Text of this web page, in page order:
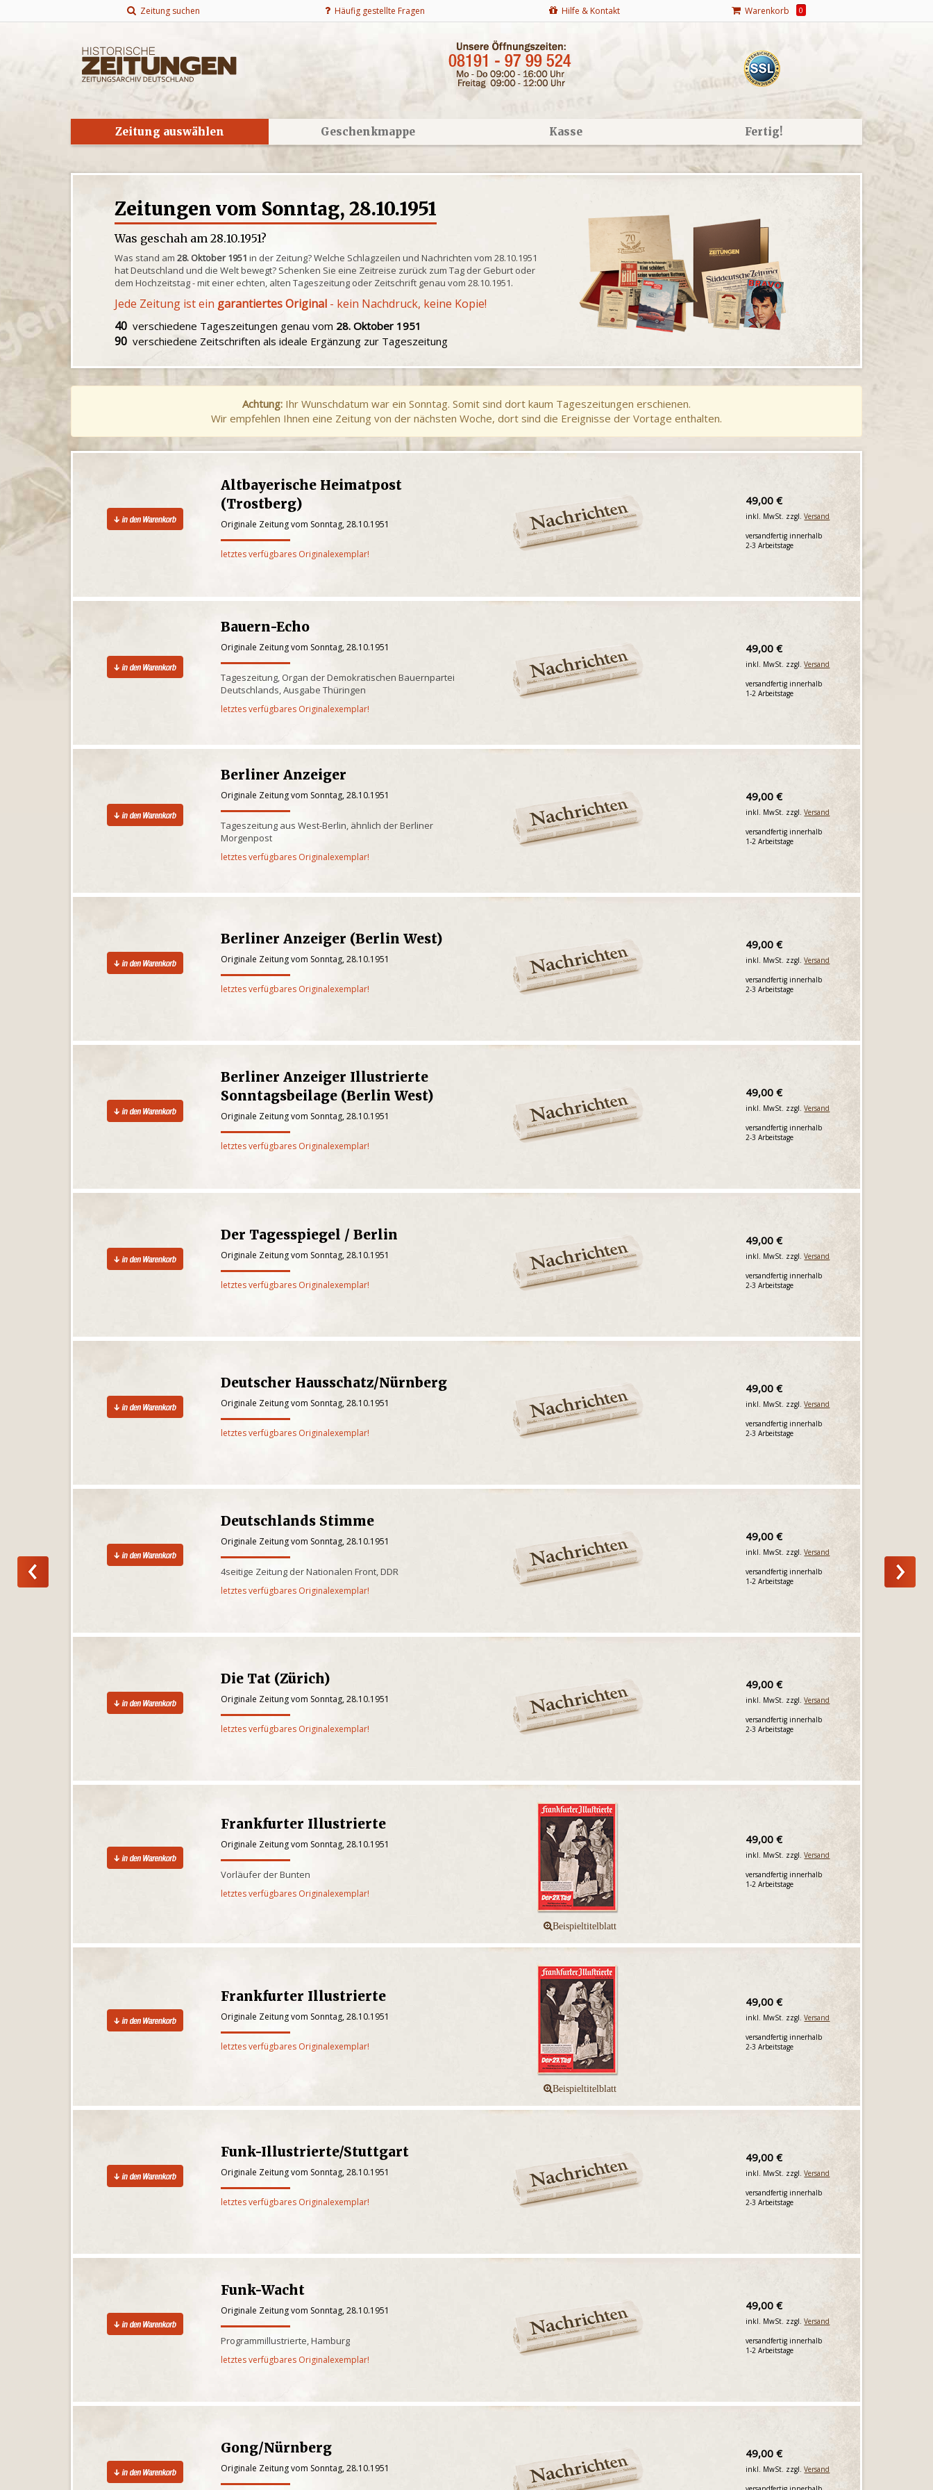
Zeitung suchen Häufig gestellte Fragen Hilfe & Kontakt Warenkorb 0
Zeitung auswählen Geschenkmappe Kasse Fertig!
Zeitungen vom Sonntag, 28.10.1951
Was geschah am 28.10.1951?
Was stand am28. Oktober 1951 in der Zeitung? Welche Schlagzeilen und Nachrichten vom 28.10.1951
hat Deutschland und die Welt bewegt? Schenken Sie eine Zeitreise zurück zum Tag der Geburt oder
dem Hochzeitstag - mit einer echten, alten Tageszeitung oder Zeitschrift genau vom 28.10.1951.
Jede Zeitung ist ein garantiertes Original - kein Nachdruck, keine Kopie!
40 verschiedene Tageszeitungen genau vom 28. Oktober 1951
90 verschiedene Zeitschriften als ideale Ergänzung zur Tageszeitung
Achtung: Ihr Wunschdatum war ein Sonntag. Somit sind dort kaum Tageszeitungen erschienen.
Wir empfehlen Ihnen eine Zeitung von der nächsten Woche, dort sind die Ereignisse der Vortage enthalten.
Altbayerische Heimatpost
(Trostberg)
Originale Zeitung vom Sonntag, 28.10.1951
letztes verfügbares Originalexemplar!
49,00 €
inkl. MwSt. zzgl.Versand
versandfertig innerhalb
2-3 Arbeitstage
Bauern-Echo
Originale Zeitung vom Sonntag, 28.10.1951
Tageszeitung, Organ der Demokratischen Bauernpartei
Deutschlands, Ausgabe Thüringen
letztes verfügbares Originalexemplar!
49,00 €
inkl. MwSt. zzgl.Versand
versandfertig innerhalb
1-2 Arbeitstage
Berliner Anzeiger
Originale Zeitung vom Sonntag, 28.10.1951
Tageszeitung aus West-Berlin, ähnlich der Berliner
Morgenpost
letztes verfügbares Originalexemplar!
49,00 €
inkl. MwSt. zzgl.Versand
versandfertig innerhalb
1-2 Arbeitstage
Berliner Anzeiger (Berlin West)
Originale Zeitung vom Sonntag, 28.10.1951
letztes verfügbares Originalexemplar!
49,00 €
inkl. MwSt. zzgl.Versand
versandfertig innerhalb
2-3 Arbeitstage
Berliner Anzeiger Illustrierte
Sonntagsbeilage (Berlin West)
Originale Zeitung vom Sonntag, 28.10.1951
letztes verfügbares Originalexemplar!
49,00 €
inkl. MwSt. zzgl.Versand
versandfertig innerhalb
2-3 Arbeitstage
Der Tagesspiegel / Berlin
Originale Zeitung vom Sonntag, 28.10.1951
letztes verfügbares Originalexemplar!
49,00 €
inkl. MwSt. zzgl.Versand
versandfertig innerhalb
2-3 Arbeitstage
Deutscher Hausschatz/Nürnberg
Originale Zeitung vom Sonntag, 28.10.1951
letztes verfügbares Originalexemplar!
49,00 €
inkl. MwSt. zzgl.Versand
versandfertig innerhalb
2-3 Arbeitstage
Deutschlands Stimme
Originale Zeitung vom Sonntag, 28.10.1951
4seitige Zeitung der Nationalen Front, DDR
letztes verfügbares Originalexemplar!
49,00 €
inkl. MwSt. zzgl.Versand
versandfertig innerhalb
1-2 Arbeitstage
Die Tat (Zürich)
Originale Zeitung vom Sonntag, 28.10.1951
letztes verfügbares Originalexemplar!
49,00 €
inkl. MwSt. zzgl.Versand
versandfertig innerhalb
2-3 Arbeitstage
Frankfurter Illustrierte
Originale Zeitung vom Sonntag, 28.10.1951
Vorläufer der Bunten
letztes verfügbares Originalexemplar!
49,00 €
inkl. MwSt. zzgl.Versand
versandfertig innerhalb
1-2 Arbeitstage
Frankfurter Illustrierte
Originale Zeitung vom Sonntag, 28.10.1951
letztes verfügbares Originalexemplar!
49,00 €
inkl. MwSt. zzgl.Versand
versandfertig innerhalb
2-3 Arbeitstage
Funk-Illustrierte/Stuttgart
Originale Zeitung vom Sonntag, 28.10.1951
letztes verfügbares Originalexemplar!
49,00 €
inkl. MwSt. zzgl.Versand
versandfertig innerhalb
2-3 Arbeitstage
Funk-Wacht
Originale Zeitung vom Sonntag, 28.10.1951
Programmillustrierte, Hamburg
letztes verfügbares Originalexemplar!
49,00 €
inkl. MwSt. zzgl.Versand
versandfertig innerhalb
1-2 Arbeitstage
Gong/Nürnberg
Originale Zeitung vom Sonntag, 28.10.1951
49,00 €
inkl. MwSt. zzgl.Versand